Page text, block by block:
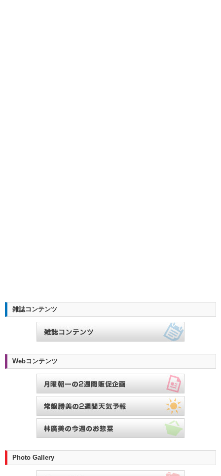
雑誌コンテンツ
Webコンテンツ
Photo Gallery